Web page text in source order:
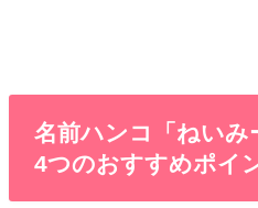
名前ハンコ「ねいみ
4つのおすすめポイ